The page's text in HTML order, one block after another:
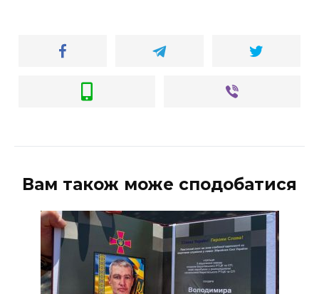
Вам також може сподобатися